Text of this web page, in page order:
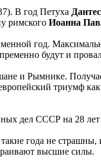
В год Петуха Дантес
римского Иоанна
год.
будут и
и Рымнике.
триумф
дел СССР на 28 лет
года не страшны,
высшие силы.